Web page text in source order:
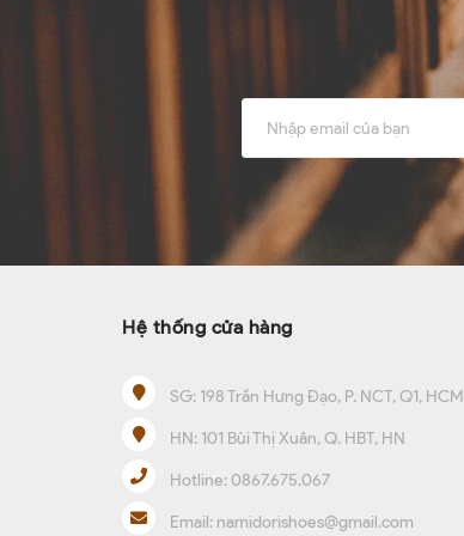
Hệ thống cửa hàng
SG: 198 Trần Hưng Đạo, P. NCT, Q1, HCM
HN: 101 Bùi Thị Xuân, Q. HBT, HN
Hotline:0867.675.067
Email: namidorishoes@gmail.com